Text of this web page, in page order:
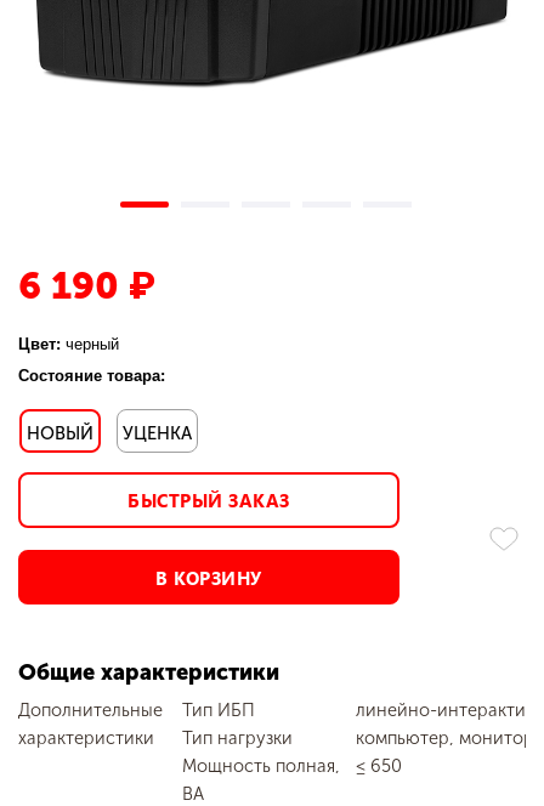
6 190 ₽
Цвет: черный
Состояние товара:
НОВЫЙ УЦЕНКА
БЫСТРЫЙ ЗАКАЗ
В КОРЗИНУ
Общие характеристики
Дополнительные
характеристики
Тип ИБП
линейно-
Тип нагрузки
компьютер, монитор
Мощность полная,
ВА
≤ 650